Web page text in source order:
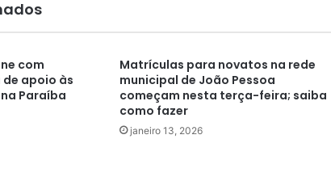
com
apoio às
Paraíba
Matrículas para novatos na rede
municipal de João Pessoa
começam nesta terça-feira; saiba
como fazer
janeiro 13, 2026